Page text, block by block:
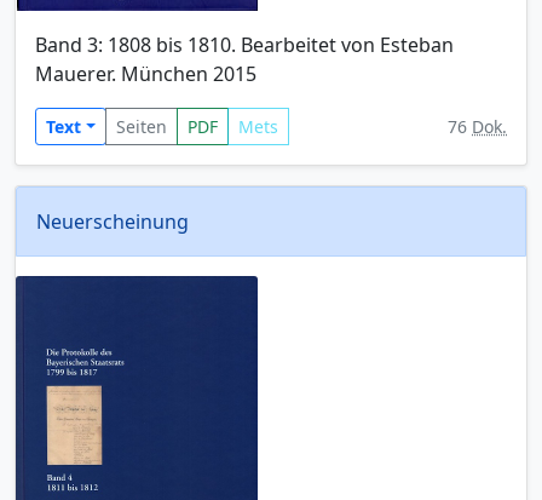
Band 3: 1808 bis 1810. Bearbeitet von Esteban
Mauerer. München 2015
Text Seiten PDF Mets 76 Dok.
Neuerscheinung